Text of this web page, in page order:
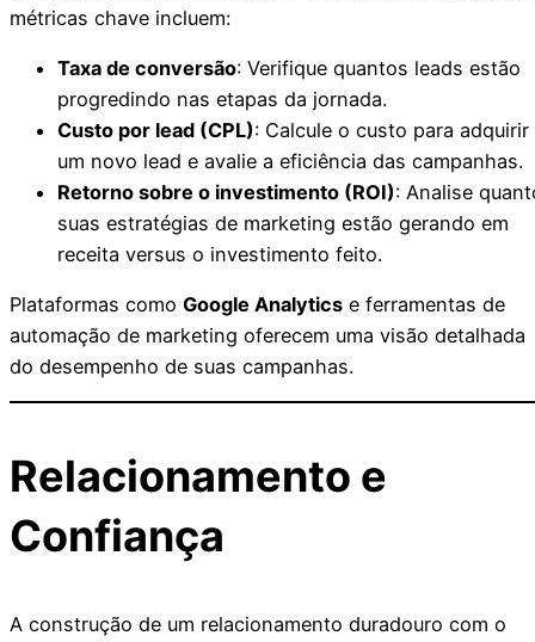
métricas chave incluem:
Taxa de conversão: Verifique quantos leads estão
progredindo nas etapas da jornada.
Custo por lead (CPL): Calcule o custo para adquirir
um novo lead e avalie a eficiência das campanhas.
Retorno sobre o investimento (ROI): Analise
suas estratégias de marketing estão gerando em
receita versus o investimento feito.
Plataformas como Google Analytics e ferramentas de
automação de marketing oferecem uma visão detalhada
do desempenho de suas campanhas.
Relacionamento e
Confiança
A construção de um relacionamento duradouro com o